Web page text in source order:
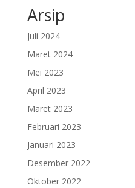
Arsip
Juli 2024
Maret 2024
Mei 2023
April 2023
Maret 2023
Februari 2023
Januari 2023
Desember 2022
Oktober 2022